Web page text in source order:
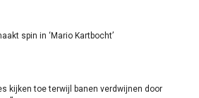
spin in ‘Mario Kartbocht’
kijken toe terwijl banen verdwijnen door